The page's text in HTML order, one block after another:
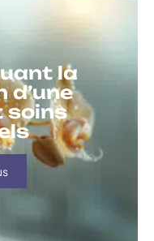
la
d’une
soins